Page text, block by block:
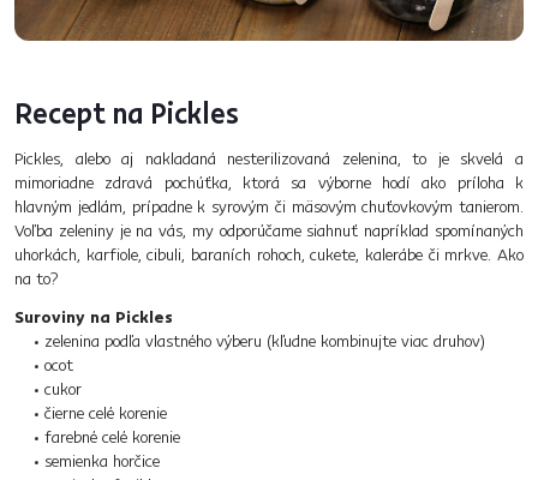
Recept na Pickles
Pickles, alebo aj nakladaná nesterilizovaná zelenina, to je skvelá a
mimoriadne zdravá pochúťka, ktorá sa výborne hodí ako príloha k
hlavným jedlám, prípadne k syrovým či mäsovým chuťovkovým tanierom.
Voľba zeleniny je na vás, my odporúčame siahnuť napríklad spomínaných
uhorkách, karfiole, cibuli, baraních rohoch, cukete, kalerábe či mrkve. Ako
na to?
Suroviny na Pickles
• zelenina podľa vlastného výberu (kľudne kombinujte viac druhov)
• ocot
• cukor
• čierne celé korenie
• farebné celé korenie
• semienka horčice